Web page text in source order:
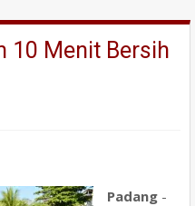
10 Menit Bersih
Padang -